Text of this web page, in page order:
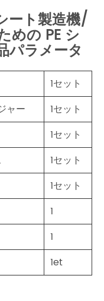
ート製造機/
めの PE シ
パラメータ
1セット
ャー
1セット
1セット
1セット
1セット
1
1
1et